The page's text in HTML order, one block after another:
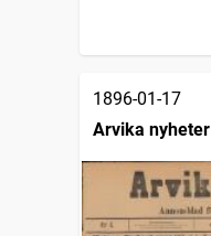
1896-01-17
Arvika nyheter